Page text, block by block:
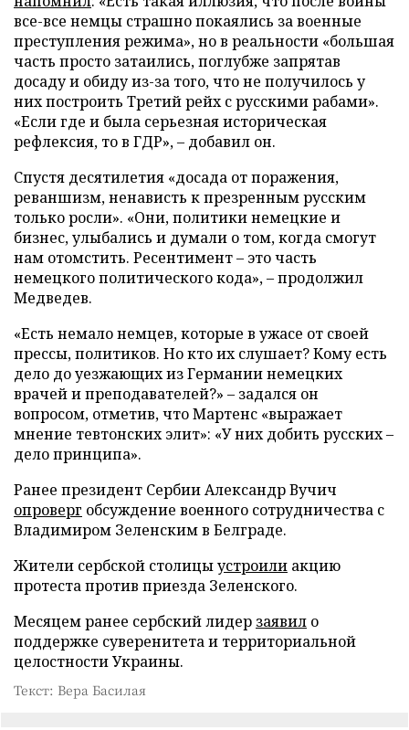
все-все немцы страшно покаялись за военные
преступления режима», но в реальности «большая
часть просто затаились, поглубже запрятав
досаду и обиду из-за того, что не получилось у
них построить Третий рейх с русскими рабами».
«Если где и была серьезная историческая
рефлексия, то в ГДР», – добавил он.
Спустя десятилетия «досада от поражения,
реваншизм, ненависть к презренным русским
только росли». «Они, политики немецкие и
бизнес, улыбались и думали о том, когда смогут
нам отомстить. Ресентимент – это часть
немецкого политического кода», – продолжил
Медведев.
«Есть немало немцев, которые в ужасе от своей
прессы, политиков. Но кто их слушает? Кому есть
дело до уезжающих из Германии немецких
врачей и преподавателей?» – задался он
вопросом, отметив, что Мартенс «выражает
мнение тевтонских элит»: «У них добить русских –
дело принципа».
Ранее президент Сербии Александр Вучич
опроверг обсуждение военного сотрудничества с
Владимиром Зеленским в Белграде.
Жители сербской столицыустроили акцию
протеста против приезда Зеленского.
Месяцем ранее сербский лидер заявил о
поддержке суверенитета и территориальной
целостности Украины.
Текст: Вера Басилая